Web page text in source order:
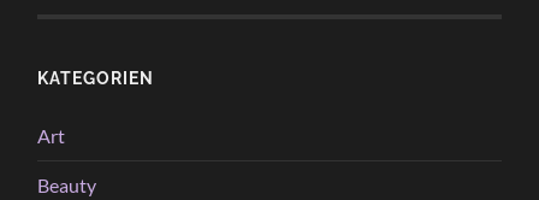
KATEGORIEN
Art
Beauty